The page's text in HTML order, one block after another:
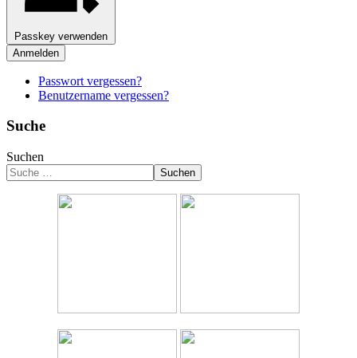
Passkey verwenden
Anmelden
Passwort vergessen?
Benutzername vergessen?
Suche
Suchen
Suchen